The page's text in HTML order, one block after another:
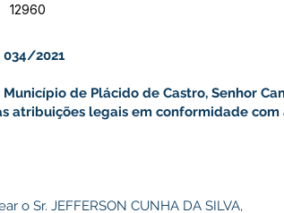
12960
034/2021
de Plácido de Castro, Senhor
atribuições legais em conformidade com
o Sr. JEFFERSON CUNHA DA SILVA,